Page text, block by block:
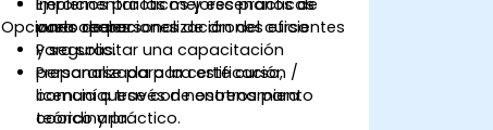
para operaciones de drones eficientes
y seguras.
Prepararse para la certificación /
licencia a través de entrenamiento
teórico y práctico.
vuelo reales.
Opciones de personalización del curso
Para solicitar una capacitación
personalizada para este curso,
comuníquese con nosotros para
coordinarla.